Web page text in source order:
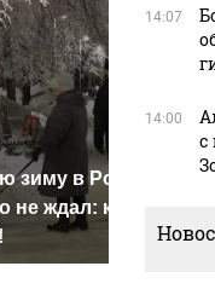
зиму в России
не ждал: как
14:07
14:00
с